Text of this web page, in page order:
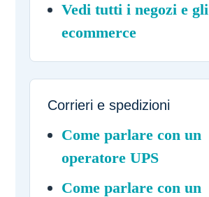
Vedi tutti i negozi e gli
ecommerce
Corrieri e spedizioni
Come parlare con un
operatore UPS
Come parlare con un